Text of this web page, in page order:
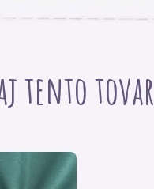
tento tovar